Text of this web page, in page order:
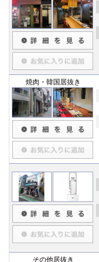
焼肉・韓国居抜き
その他居抜き